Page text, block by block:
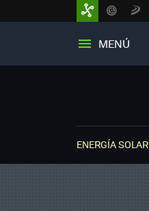
MENÚ
ENERGÍA SOLAR